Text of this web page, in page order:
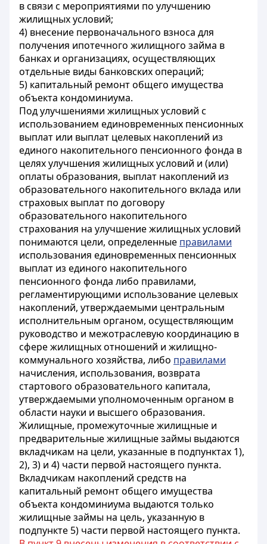
в связи с мероприятиями по улучшению
жилищных условий;
4) внесение первоначального взноса для
получения ипотечного жилищного займа в
банках и организациях, осуществляющих
отдельные виды банковских операций;
5) капитальный ремонт общего имущества
объекта кондоминиума.
Под улучшениями жилищных условий с
использованием единовременных пенсионных
выплат или выплат целевых накоплений из
единого накопительного пенсионного фонда в
целях улучшения жилищных условий и (или)
оплаты образования, выплат накоплений из
образовательного накопительного вклада или
страховых выплат по договору
образовательного накопительного
страхования на улучшение жилищных условий
понимаются цели, определенные правилами
использования единовременных пенсионных
выплат из единого накопительного
пенсионного фонда либо правилами,
регламентирующими использование целевых
накоплений, утверждаемыми центральным
исполнительным органом, осуществляющим
руководство и межотраслевую координацию в
сфере жилищных отношений и жилищно-
коммунального хозяйства, либо правилами
начисления, использования, возврата
стартового образовательного капитала,
утверждаемыми уполномоченным органом в
области науки и высшего образования.
Жилищные, промежуточные жилищные и
предварительные жилищные займы выдаются
вкладчикам на цели, указанные в подпунктах 1),
2), 3) и 4) части первой настоящего пункта.
Вкладчикам накоплений средств на
капитальный ремонт общего имущества
объекта кондоминиума выдаются только
жилищные займы на цель, указанную в
подпункте 5) части первой настоящего пункта.